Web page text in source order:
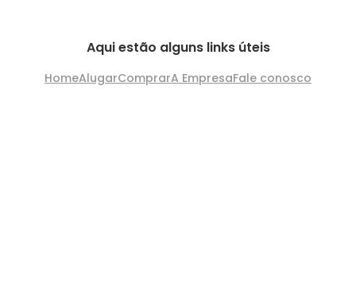
Aqui estão alguns links úteis
HomeAlugarComprarA EmpresaFale conosco